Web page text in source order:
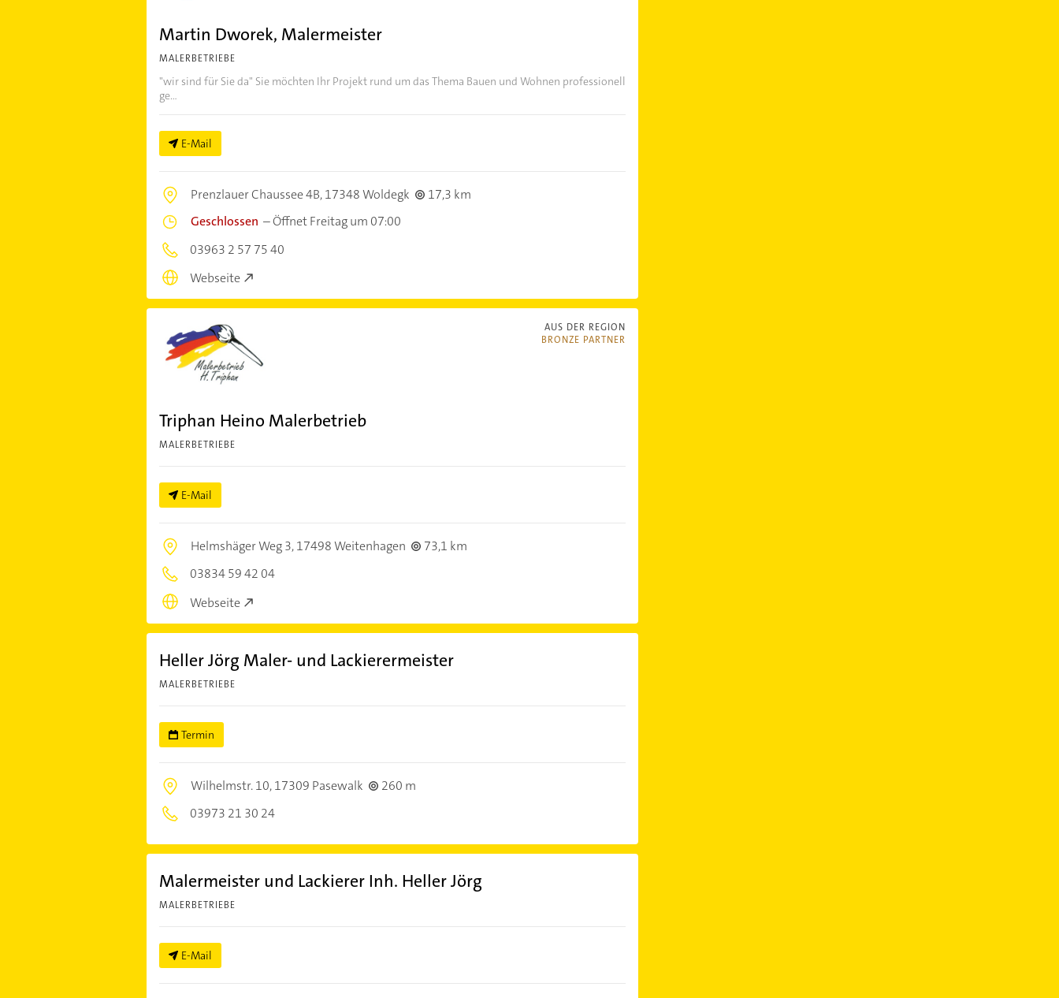
Martin Dworek, Malermeister
MALERBETRIEBE
"wir sind für Sie da" Sie möchten Ihr Projekt rund um das Thema Bauen und Wohnen professionell
ge...
E-Mail
Prenzlauer Chaussee 4B,17348 Woldegk
17,3 km
Geschlossen –Öffnet Freitag um 07:00
03963 2 57 75 40
Webseite
AUS DER REGION
BRONZE PARTNER
Triphan Heino Malerbetrieb
MALERBETRIEBE
E-Mail
Helmshäger Weg 3,17498 Weitenhagen
73,1 km
03834 59 42 04
Webseite
Heller Jörg Maler- und Lackierermeister
MALERBETRIEBE
Termin
Wilhelmstr. 10,17309 Pasewalk
260 m
03973 21 30 24
Malermeister und Lackierer Inh. Heller Jörg
MALERBETRIEBE
E-Mail